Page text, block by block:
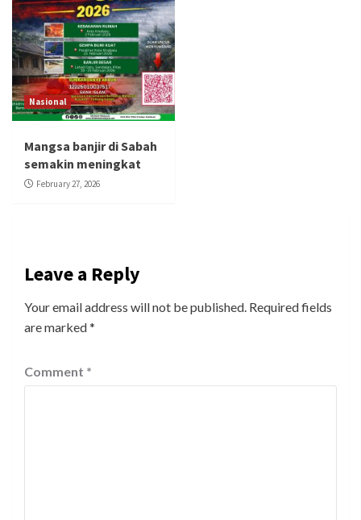
Nasional
Mangsa banjir di Sabah
semakin meningkat
February 27, 2026
Leave a Reply
Your email address will not be published. Required fields
are marked*
Comment *